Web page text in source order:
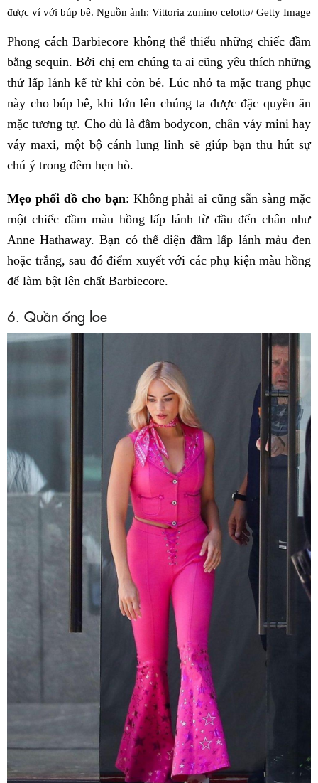
được ví với búp bê. Nguồn ảnh: Vittoria zunino celotto/ Getty Image
Phong cách Barbiecore không thể thiếu những chiếc đầm
bằng sequin. Bởi chị em chúng ta ai cũng yêu thích những
thứ lấp lánh kể từ khi còn bé. Lúc nhỏ ta mặc trang phục
này cho búp bê, khi lớn lên chúng ta được đặc quyền ăn
mặc tương tự. Cho dù là đầm bodycon, chân váy mini hay
váy maxi, một bộ cánh lung linh sẽ giúp bạn thu hút sự
chú ý trong đêm hẹn hò.
Mẹo phối đồ cho bạn: Không phải ai cũng sẵn sàng mặc
một chiếc đầm màu hồng lấp lánh từ đầu đến chân như
Anne Hathaway. Bạn có thể diện đầm lấp lánh màu đen
hoặc trắng, sau đó điểm xuyết với các phụ kiện màu hồng
để làm bật lên chất Barbiecore.
6. Quần ống loe